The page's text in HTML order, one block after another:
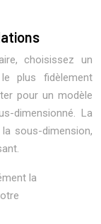
choisissez un
plus fidèlement
pour un modèle
dimensionné. La
sous-dimension,
la